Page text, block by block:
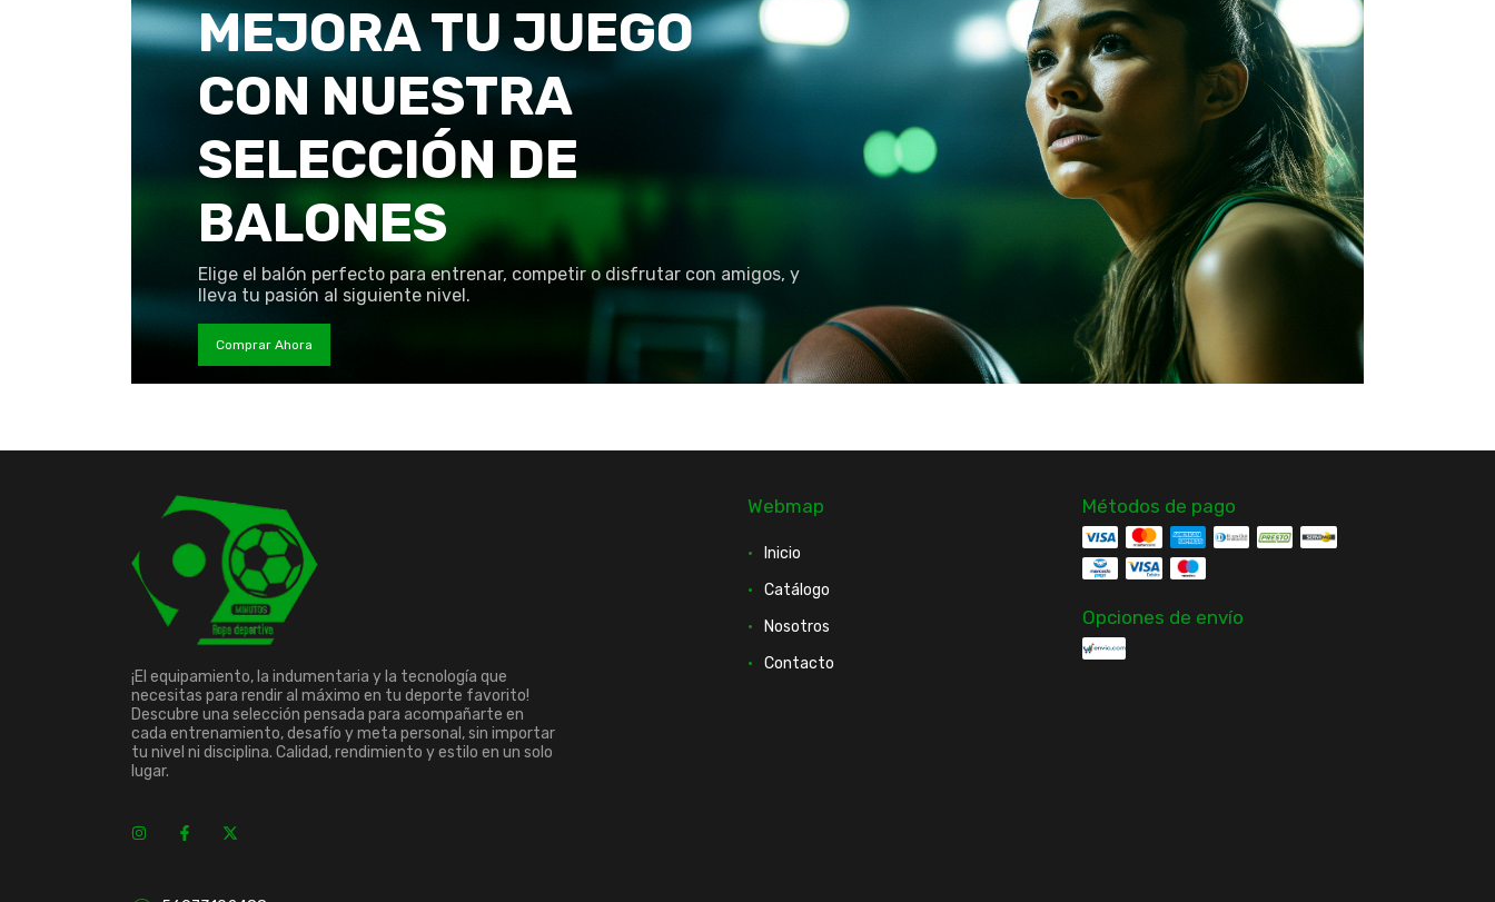
MEJORA TU JUEGO
CON NUESTRA
SELECCIÓN DE
BALONES
Elige el balón perfecto para entrenar, competir o disfrutar con amigos, y
lleva tu pasión al siguiente nivel.
Comprar Ahora
¡El equipamiento, la indumentaria y la tecnología que
necesitas para rendir al máximo en tu deporte favorito!
Descubre una selección pensada para acompañarte en
cada entrenamiento, desafío y meta personal, sin importar
tu nivel ni disciplina. Calidad, rendimiento y estilo en un solo
lugar.
Webmap
Inicio
Catálogo
Nosotros
Contacto
Métodos de pago
Opciones de envío